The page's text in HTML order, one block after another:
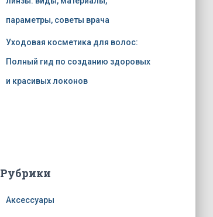
параметры, советы врача
Уходовая косметика для волос:
Полный гид по созданию здоровых
и красивых локонов
Рубрики
Аксессуары